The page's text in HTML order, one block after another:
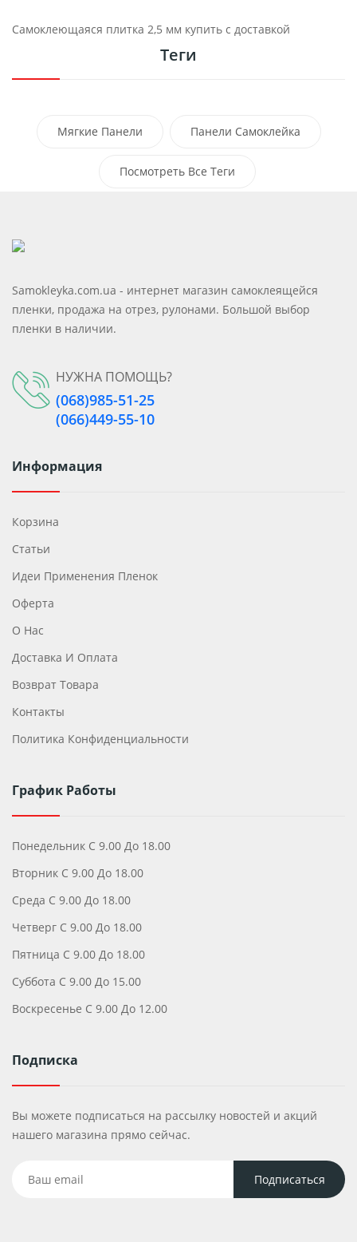
Самоклеющаяся плитка 2,5 мм купить с доставкой
Теги
Мягкие Панели Панели Самоклейка
Самоклеющиеся Моющиеся Панели
Посмотреть Все Теги
Samokleyka.com.ua - интернет магазин самоклеящейся
пленки, продажа на отрез, рулонами. Большой выбор
пленки в наличии.
НУЖНА ПОМОЩЬ?
(068)985-51-25
(066)449-55-10
Информация
Корзина
Статьи
Идеи Применения Пленок
Оферта
О Нас
Доставка И Оплата
Возврат Товара
Контакты
Политика Конфиденциальности
График Работы
Понедельник С 9.00 До 18.00
Вторник С 9.00 До 18.00
Среда С 9.00 До 18.00
Четверг С 9.00 До 18.00
Пятница С 9.00 До 18.00
Суббота С 9.00 До 15.00
Воскресенье С 9.00 До 12.00
Подписка
Вы можете подписаться на рассылку новостей и акций
нашего магазина прямо сейчас.